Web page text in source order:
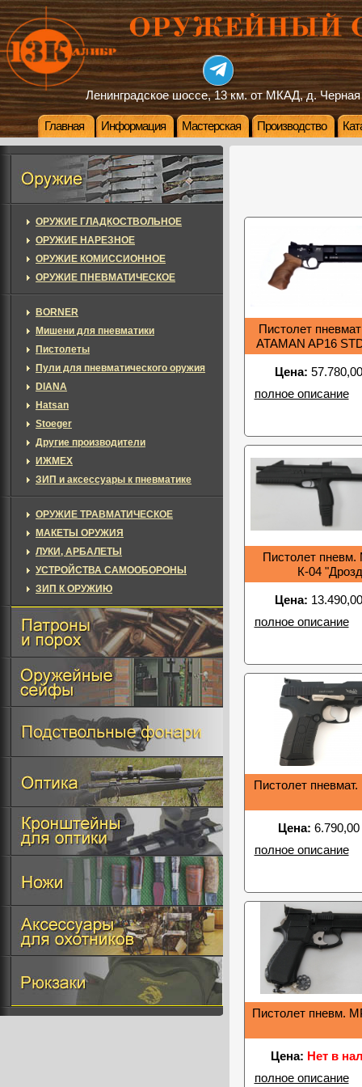
Ленинградское шоссе, 13 км. от МКАД, д. Черная
Главная Информация Мастерская Производство
Пистолет
ATAMAN AP16
Цена:
полное описание
Пистолет
К-04
Цена:
полное описание
Пистолет
Цена:
полное описание
Пистолет пневм.
Цена: Нет в
полное описание
ОРУЖИЕ ГЛАДКОСТВОЛЬНОЕ
ОРУЖИЕ НАРЕЗНОЕ
ОРУЖИЕ КОМИССИОННОЕ
ОРУЖИЕ ПНЕВМАТИЧЕСКОЕ
BORNER
Мишени для пневматики
Пистолеты
Пули для пневматического оружия
DIANA
Hatsan
Stoeger
Другие производители
ИЖМЕХ
ЗИП и аксессуары к пневматике
ОРУЖИЕ ТРАВМАТИЧЕСКОЕ
МАКЕТЫ ОРУЖИЯ
ЛУКИ, АРБАЛЕТЫ
УСТРОЙСТВА САМООБОРОНЫ
ЗИП К ОРУЖИЮ